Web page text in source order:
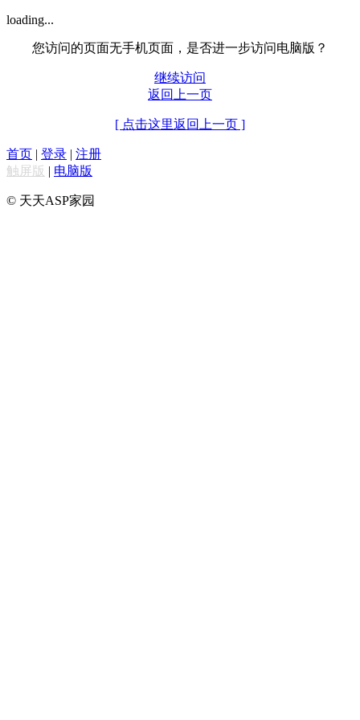
loading...
您访问的页面无手机页面，是否进一步访问电脑版？
继续访问
返回上一页
[ 点击这里返回上一页 ]
首页 | 登录 | 注册
触屏版 | 电脑版
© 天天ASP家园